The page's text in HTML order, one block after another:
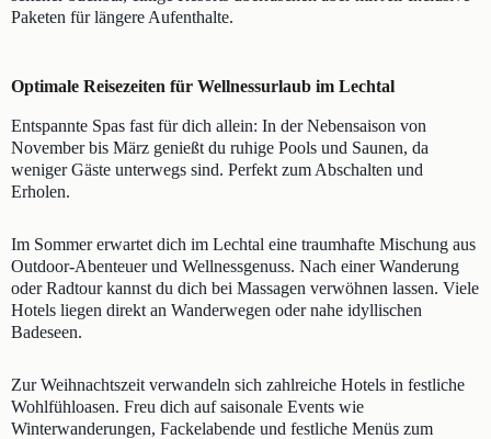
Paketen für längere Aufenthalte.
Optimale Reisezeiten für Wellnessurlaub im Lechtal
Entspannte Spas fast für dich allein: In der Nebensaison von
November bis März genießt du ruhige Pools und Saunen, da
weniger Gäste unterwegs sind. Perfekt zum Abschalten und
Erholen.
Im Sommer erwartet dich im Lechtal eine traumhafte Mischung aus
Outdoor-Abenteuer und Wellnessgenuss. Nach einer Wanderung
oder Radtour kannst du dich bei Massagen verwöhnen lassen. Viele
Hotels liegen direkt an Wanderwegen oder nahe idyllischen
Badeseen.
Zur Weihnachtszeit verwandeln sich zahlreiche Hotels in festliche
Wohlfühloasen. Freu dich auf saisonale Events wie
Winterwanderungen, Fackelabende und festliche Menüs zum